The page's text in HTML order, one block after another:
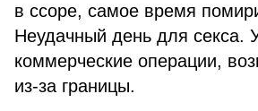
в ссоре, самое время
Неудачный день для секса.
коммерческие операции,
из-за границы.